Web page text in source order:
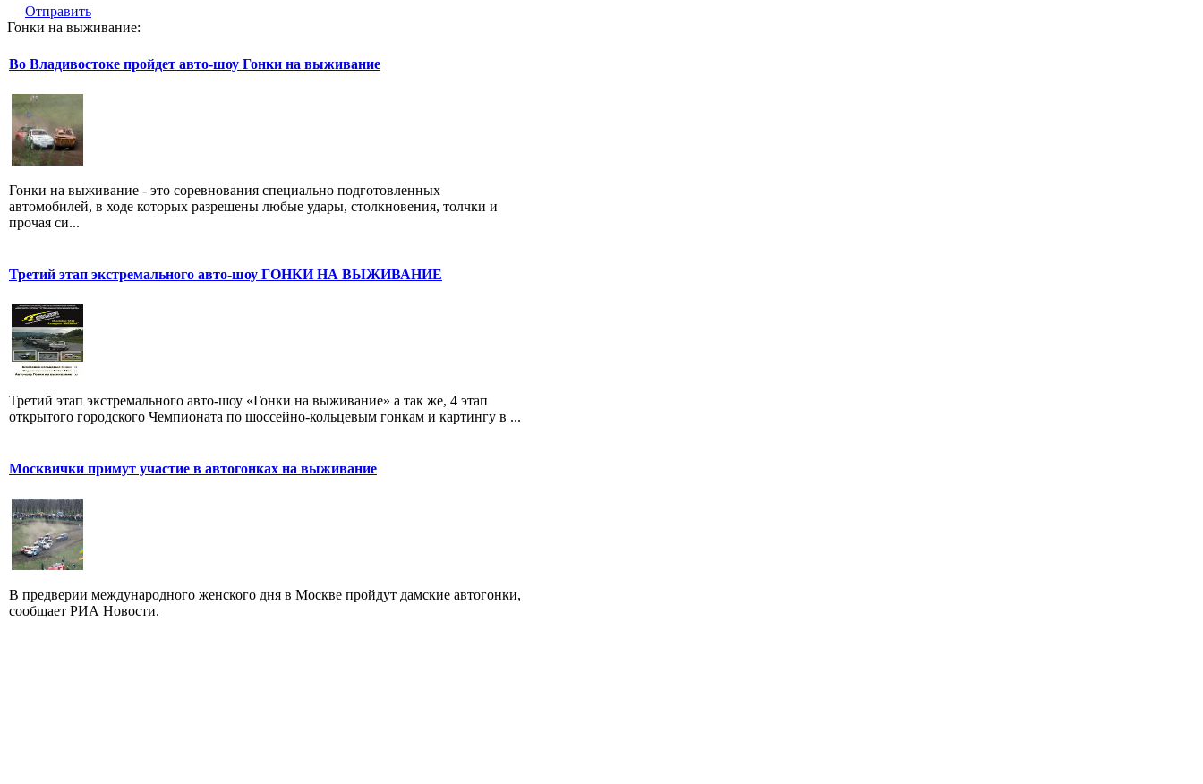
Отправить
Гонки на выживание:
Во Владивостоке пройдет авто-шоу Гонки на выживание
Гонки на выживание - это соревнования специально подготовленных
автомобилей, в ходе которых разрешены любые удары, столкновения, толчки и
прочая си...
Третий этап экстремального авто-шоу ГОНКИ НА ВЫЖИВАНИЕ
Третий этап экстремального авто-шоу «Гонки на выживание» а так же, 4 этап
открытого городского Чемпионата по шоссейно-кольцевым гонкам и картингу в ...
Москвички примут участие в автогонках на выживание
В предверии международного женского дня в Москве пройдут дамские автогонки,
сообщает РИА Новости.